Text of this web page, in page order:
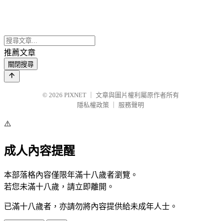
推薦文章
關閉搜尋
© 2026 PIXNET
文章與圖片權利屬原作者所有
隱私權政策
服務聲明
⚠️
成人內容提醒
本部落格內容僅限年滿十八歲者瀏覽。
若您未滿十八歲，請立即離開。
已滿十八歲者，亦請勿將內容提供給未成年人士。